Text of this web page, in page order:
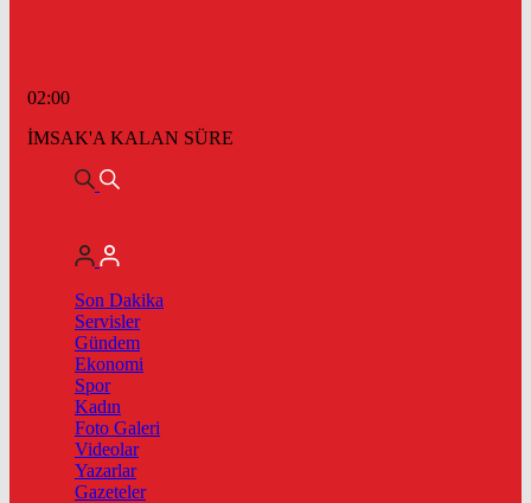
02:00
İMSAK'A KALAN SÜRE
Son Dakika
Servisler
Gündem
Ekonomi
Spor
Kadın
Foto Galeri
Videolar
Yazarlar
Gazeteler